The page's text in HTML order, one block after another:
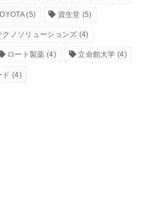
(5) 資生堂 (5)
クノソリューションズ (4)
ロート製薬 (4) 立命館大学 (4)
ド (4)